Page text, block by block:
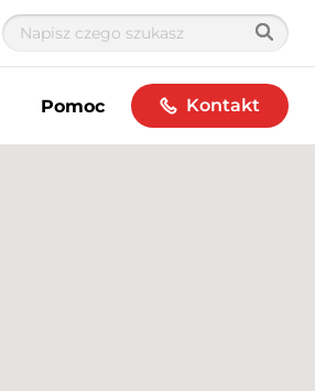
Pomoc Kontakt